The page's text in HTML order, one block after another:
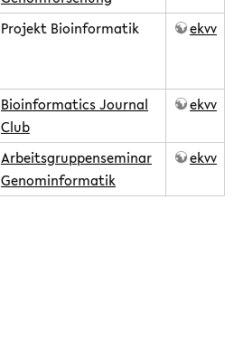
Projekt Bioinformatik ekvv
Bioinformatics Journal
Club
ekvv
Arbeitsgruppenseminar
Genominformatik
ekvv